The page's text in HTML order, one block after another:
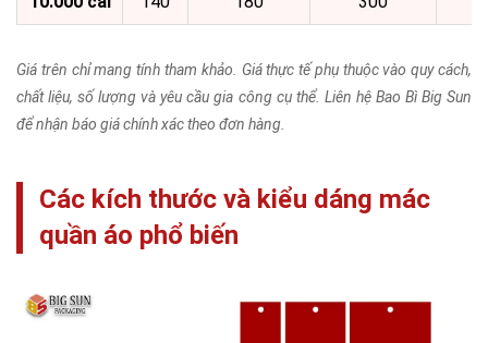
Giá trên chỉ mang tính tham khảo. Giá thực tế phụ thuộc vào quy cách,
chất liệu, số lượng và yêu cầu gia công cụ thể. Liên hệ Bao Bì Big Sun
để nhận báo giá chính xác theo đơn hàng.
Các kích thước và kiểu dáng mác
quần áo phổ biến